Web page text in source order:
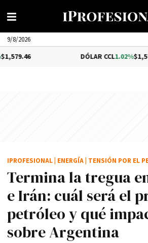
9/8/2026
1.02%$1,575.53
Termina la tregua
e Irán: cuál será el
petróleo y qué
sobre Argentina
IPROFESIONAL ENERGÍA TENSIÓN POR EL